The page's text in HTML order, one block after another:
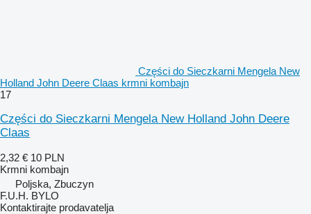
Części do Sieczkarni Mengela New
Holland John Deere Claas krmni kombajn
17
Części do Sieczkarni Mengela New Holland John Deere
Claas
2,32 € 10 PLN
Krmni kombajn
Poljska, Zbuczyn
F.U.H. BYLO
Kontaktirajte prodavatelja